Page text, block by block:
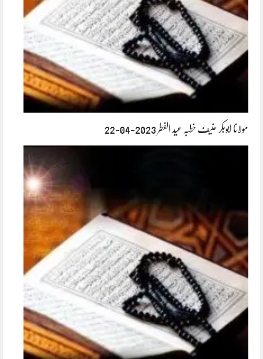
مولانا ابوبکر حنیف خطبہ عید الفطر 2023-04-22